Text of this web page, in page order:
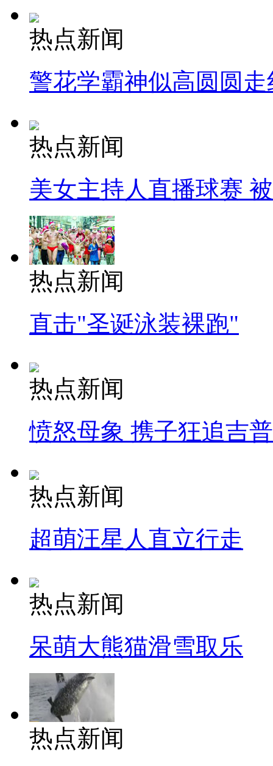
热点新闻
警花学霸神似高圆圆走
热点新闻
美女主持人直播球赛
热点新闻
直击"圣诞泳装裸跑"
热点新闻
愤怒母象 携子狂追吉
热点新闻
超萌汪星人直立行走
热点新闻
呆萌大熊猫滑雪取乐
热点新闻